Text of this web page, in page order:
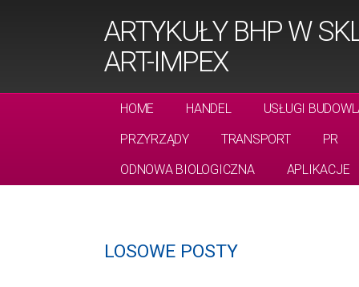
ARTYKUŁY BHP W
ART-IMPEX
HOME HANDEL
USŁUGI
PRZYRZĄDY
TRANSPORT
PR
ODNOWA BIOLOGICZNA
APLIKACJE
LOSOWE POSTY